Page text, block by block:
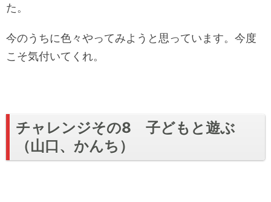
た。
今のうちに色々やってみようと思っています。今度
こそ気付いてくれ。
チャレンジその8 子どもと遊ぶ
（山口、かんち）